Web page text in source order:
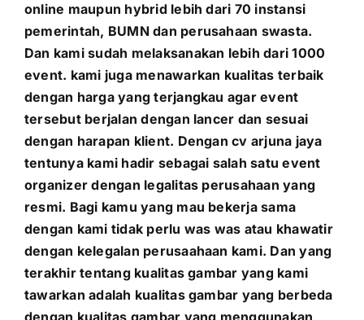
online maupun hybrid lebih dari 70 instansi
pemerintah, BUMN dan perusahaan swasta.
Dan kami sudah melaksanakan lebih dari 1000
event. kami juga menawarkan kualitas terbaik
dengan harga yang terjangkau agar event
tersebut berjalan dengan lancer dan sesuai
dengan harapan klient. Dengan cv arjuna jaya
tentunya kami hadir sebagai salah satu event
organizer dengan legalitas perusahaan yang
resmi. Bagi kamu yang mau bekerja sama
dengan kami tidak perlu was was atau khawatir
dengan kelegalan perusaahaan kami. Dan yang
terakhir tentang kualitas gambar yang kami
tawarkan adalah kualitas gambar yang berbeda